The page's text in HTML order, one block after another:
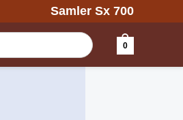
Samler Sx 700
0